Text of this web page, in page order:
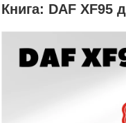
Книга: DAF XF95